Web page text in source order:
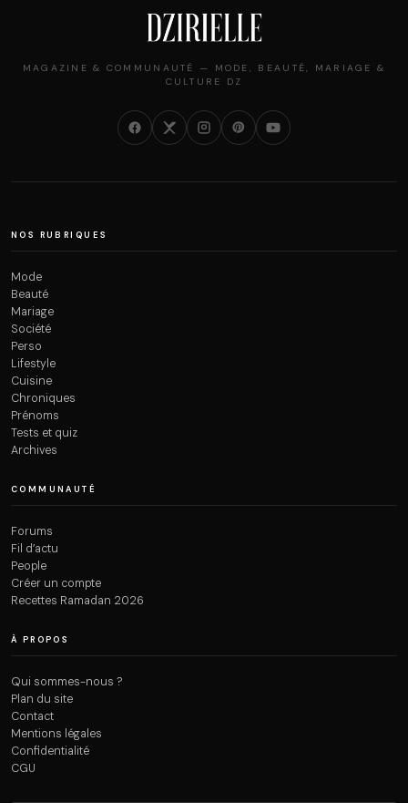
MAGAZINE & COMMUNAUTÉ — MODE, BEAUTÉ, MARIAGE &
CULTURE DZ
NOS RUBRIQUES
Mode
Beauté
Mariage
Société
Perso
Lifestyle
Cuisine
Chroniques
Prénoms
Tests et quiz
Archives
COMMUNAUTÉ
Forums
Fil d’actu
People
Créer un compte
Recettes Ramadan 2026
À PROPOS
Qui sommes-nous ?
Plan du site
Contact
Mentions légales
Confidentialité
CGU